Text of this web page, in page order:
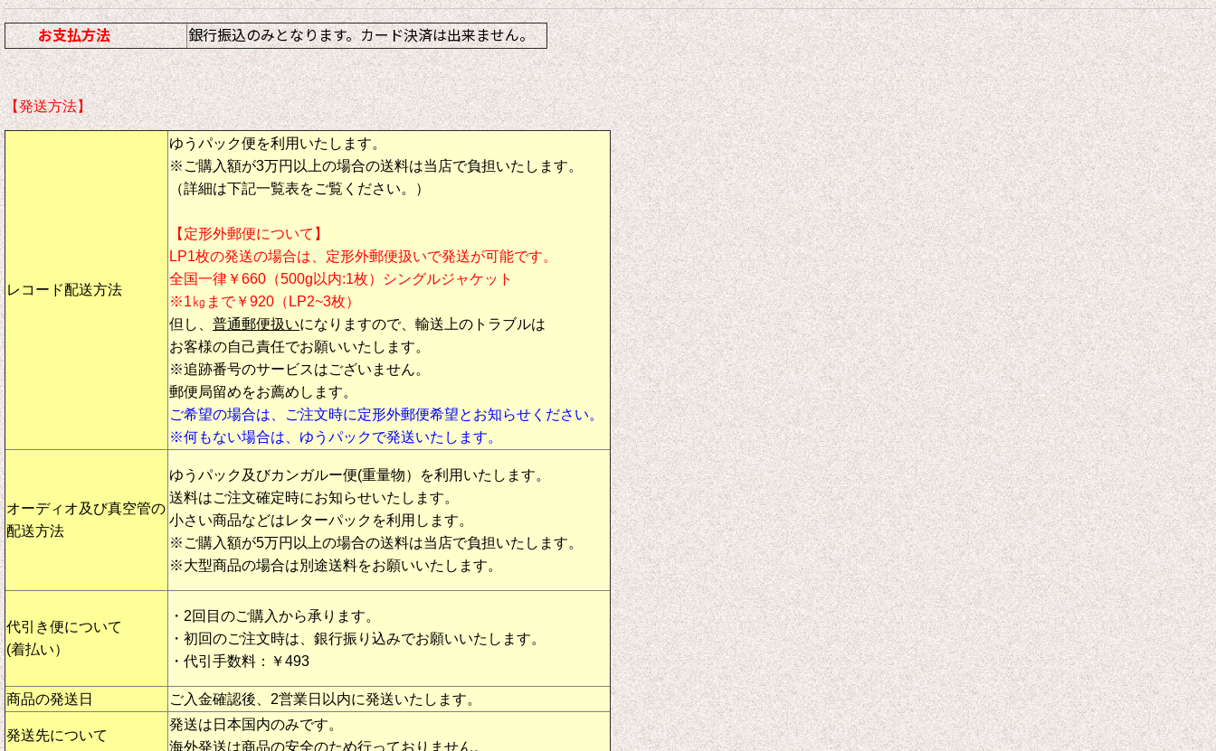
お支払方法 銀行振込のみとなります。カード決済は出来ません。
【発送方法】
レコード配送方法
ゆうパック便を利用いたします。
※ご購入額が3万円以上の場合の送料は当店で負担いたします。
（詳細は下記一覧表をご覧ください。）
【定形外郵便について】
LP1枚の発送の場合は、定形外郵便扱いで発送が可能です。
全国一律￥660（500g以内:1枚）シングルジャケット
※1㎏まで￥920（LP2~3枚）
但し、 普通郵便扱いになりますので、輸送上のトラブルは
お客様の自己責任でお願いいたします。
※追跡番号のサービスはございません。
郵便局留めをお薦めします。
ご希望の場合は、ご注文時に定形外郵便希望とお知らせください。
※何もない場合は、ゆうパックで発送いたします。
オーディオ及び真空管の
配送方法
ゆうパック及びカンガルー便(重量物）を利用いたします。
送料はご注文確定時にお知らせいたします。
小さい商品などはレターパックを利用します。
※ご購入額が5万円以上の場合の送料は当店で負担いたします。
※大型商品の場合は別途送料をお願いいたします。
代引き便について
(着払い）
・2回目のご購入から承ります。
・初回のご注文時は、銀行振り込みでお願いいたします。
・代引手数料：￥493
商品の発送日 ご入金確認後、2営業日以内に発送いたします。
発送先について
発送は日本国内のみです。
海外発送は商品の安全のため行っておりません。